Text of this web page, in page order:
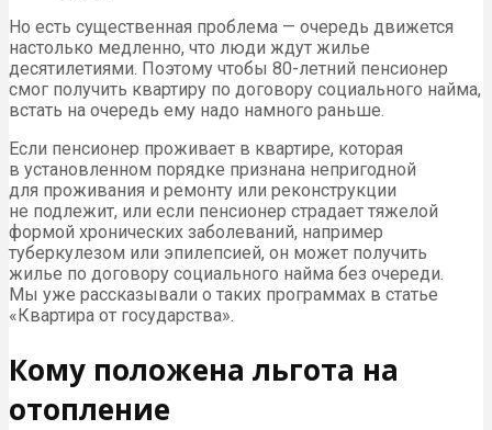
Но есть существенная проблема — очередь движется
настолько медленно, что люди ждут жилье
десятилетиями. Поэтому чтобы 80-летний пенсионер
смог получить квартиру по договору социального найма,
встать на очередь ему надо намного раньше.
Если пенсионер проживает в квартире, которая
в установленном порядке признана непригодной
для проживания и ремонту или реконструкции
не подлежит, или если пенсионер страдает тяжелой
формой хронических заболеваний, например
туберкулезом или эпилепсией, он может получить
жилье по договору социального найма без очереди.
Мы уже рассказывали о таких программах в статье
«Квартира от государства».
Кому положена льгота на
отопление